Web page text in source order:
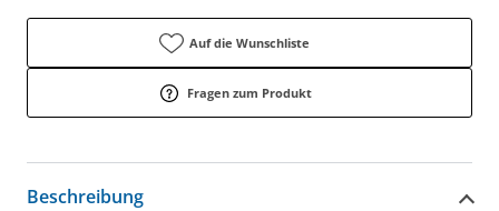
Auf die Wunschliste
Fragen zum Produkt
Beschreibung